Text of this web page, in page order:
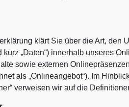
klärt Sie über die Art, den
kurz „Daten“) innerhalb unseres
sowie externen
als „Onlineangebot“). Im
verweisen wir auf die